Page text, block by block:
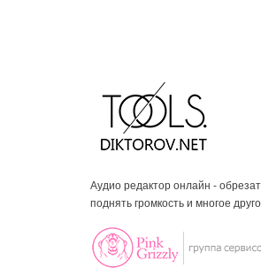
Аудио редактор онлайн -
поднять громкость и многое